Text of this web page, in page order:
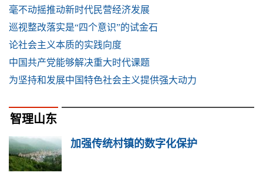
毫不动摇推动新时代民营经济发展
巡视整改落实是“四个意识”的试金石
论社会主义本质的实践向度
中国共产党能够解决重大时代课题
为坚持和发展中国特色社会主义提供强大动力
智理山东
加强传统村镇的数字化保护